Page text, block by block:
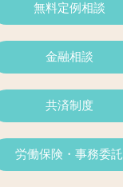
無料定例相談
金融相談
共済制度
労働保険・事務委託